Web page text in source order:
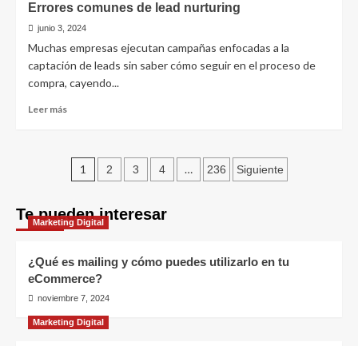
son
las
funciones
de
community
Errores comunes de lead nurturing
junio 3, 2024
Muchas empresas ejecutan campañas enfocadas a la
captación de leads sin saber cómo seguir en el proceso de
compra, cayendo...
Leer más
comunes
de
nurturing
Paginación
entradas
1 2 3 4 … 236 Siguiente
Te pueden interesar
Marketing Digital
¿Qué es mailing y cómo puedes utilizarlo en tu
eCommerce?
noviembre 7, 2024
Marketing Digital